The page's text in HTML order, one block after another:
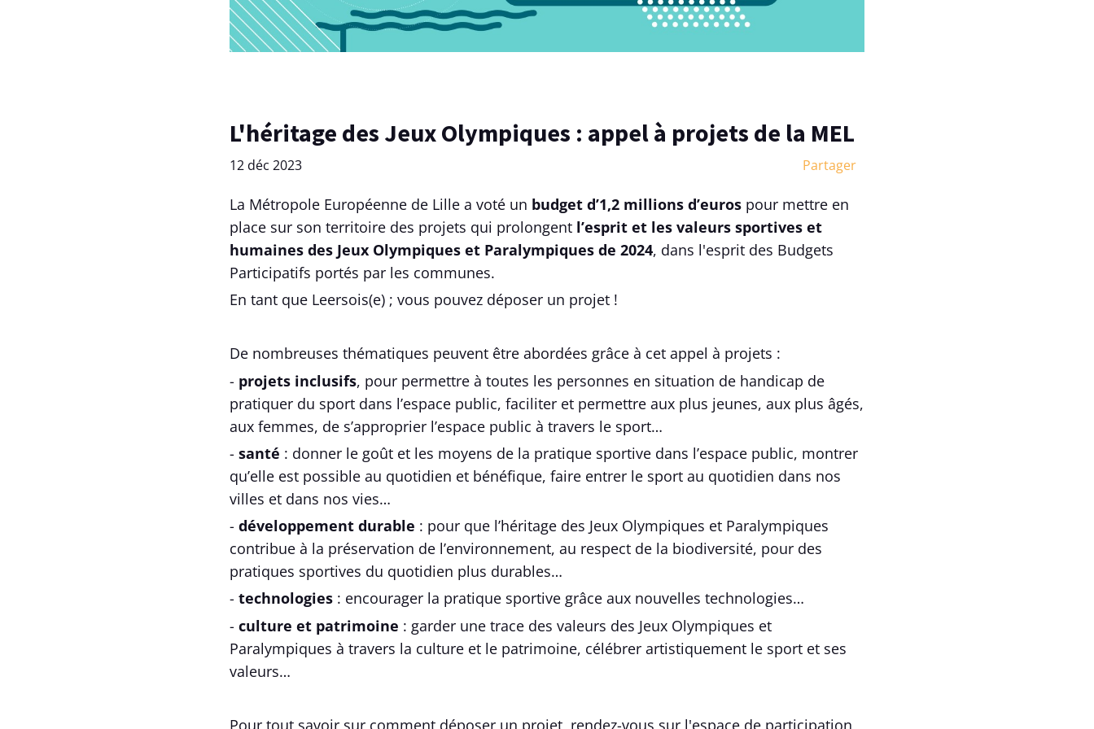
L'héritage des Jeux Olympiques : appel à projets de la MEL
12 déc 2023 Partager
La Métropole Européenne de Lille a voté un budget d’1,2 millions d’euros pour mettre en
place sur son territoire des projets qui prolongent l’esprit et les valeurs sportives et
humaines des Jeux Olympiques et Paralympiques de 2024, dans l'esprit des Budgets
Participatifs portés par les communes.
En tant que Leersois(e) ; vous pouvez déposer un projet !
De nombreuses thématiques peuvent être abordées grâce à cet appel à projets :
- projets inclusifs, pour permettre à toutes les personnes en situation de handicap de
pratiquer du sport dans l’espace public, faciliter et permettre aux plus jeunes, aux plus âgés,
aux femmes, de s’approprier l’espace public à travers le sport…
- santé : donner le goût et les moyens de la pratique sportive dans l’espace public, montrer
qu’elle est possible au quotidien et bénéfique, faire entrer le sport au quotidien dans nos
villes et dans nos vies…
- développement durable : pour que l’héritage des Jeux Olympiques et Paralympiques
contribue à la préservation de l’environnement, au respect de la biodiversité, pour des
pratiques sportives du quotidien plus durables…
- technologies : encourager la pratique sportive grâce aux nouvelles technologies…
- culture et patrimoine : garder une trace des valeurs des Jeux Olympiques et
Paralympiques à travers la culture et le patrimoine, célébrer artistiquement le sport et ses
valeurs…
Pour tout savoir sur comment déposer un projet, rendez-vous sur l'espace de participation